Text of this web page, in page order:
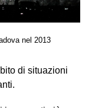
nel 2013
di situazioni